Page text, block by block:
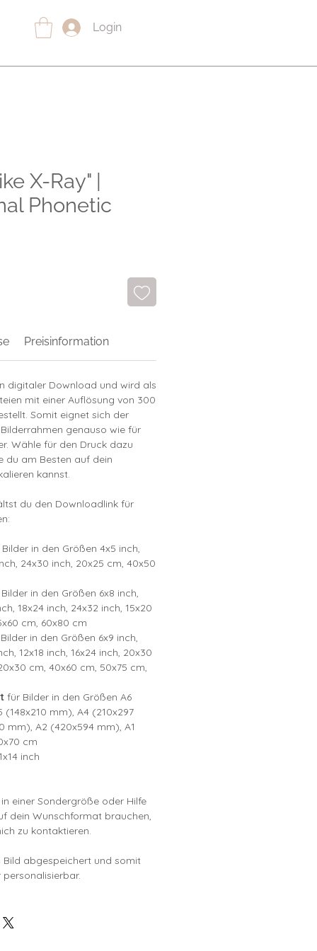
Login
X-Ray" |
Phonetic
Preisinformation
digitaler Download und wird als
mit einer Auflösung von 300
Somit eignet sich der
genauso wie für
Wähle für den Druck dazu
du am Besten auf dein
kannst.
du den Downloadlink für
in den Größen 4x5 inch,
24x30 inch, 20x25 cm, 40x50
in den Größen 6x8 inch,
18x24 inch, 24x32 inch, 15x20
cm, 60x80 cm
in den Größen 6x9 inch,
12x18 inch, 16x24 inch, 20x30
cm, 40x60 cm, 50x75 cm,
für Bilder in den Größen A6
(148x210 mm), A4 (210x297
mm), A2 (420x594 mm), A1
cm
inch
einer Sondergröße oder Hilfe
dein Wunschformat brauchen,
zu kontaktieren.
Bild abgespeichert und somit